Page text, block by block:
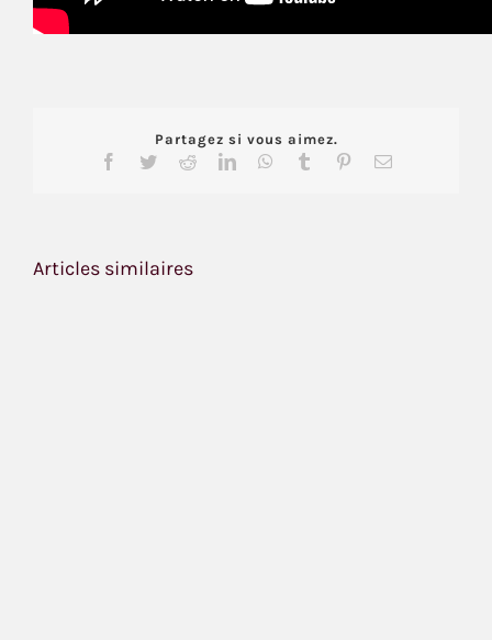
Partagez si vous aimez.
Facebook
TwitterRedditLinkedInWhatsApp
Tumblr PinterestEmail
Articles similaires